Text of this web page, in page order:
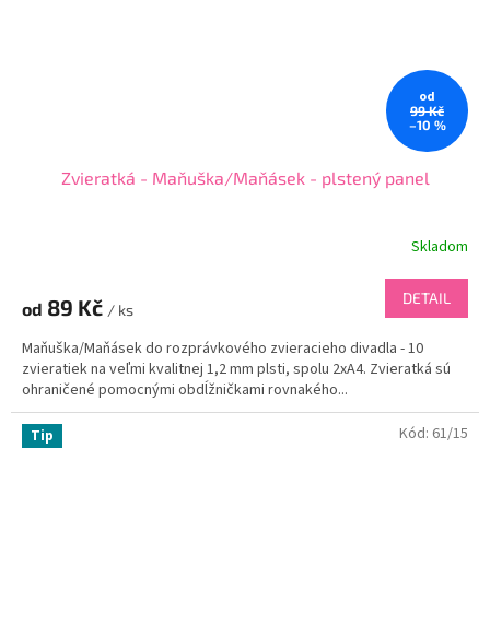
od
99 Kč
–10 %
Zvieratká - Maňuška/Maňásek - plstený panel
Skladom
od 89 Kč / ks
DETAIL
Maňuška/Maňásek do rozprávkového zvieracieho divadla - 10
zvieratiek na veľmi kvalitnej 1,2 mm plsti, spolu 2xA4. Zvieratká sú
ohraničené pomocnými obdĺžničkami rovnakého...
Tip Kód: 61/15